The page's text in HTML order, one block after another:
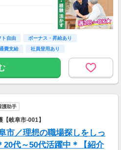
ト自由
ボーナス・昇給あり
費支給 社員登用あり
護助手
岐阜市-001】
市／理想の職場探しをしっ
代～50代活躍中＊【紹介